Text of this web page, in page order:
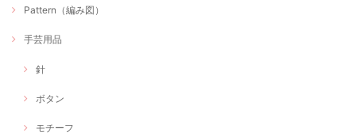
Pattern（編み図）
手芸用品
針
ボタン
モチーフ